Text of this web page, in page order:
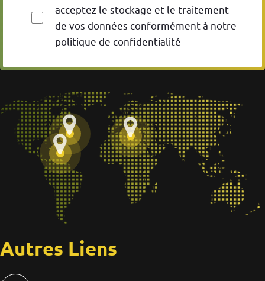
acceptez le stockage et le traitement
de vos données conformément à notre
politique de confidentialité
Autres Liens